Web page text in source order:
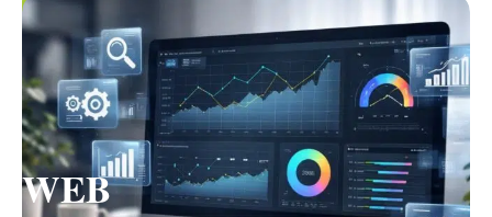
Voir tous les articles
WEB